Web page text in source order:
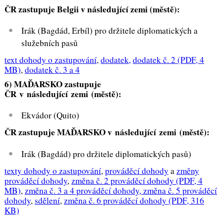
ČR zastupuje Belgii v následující zemi (městě):
Irák (Bagdád, Erbíl) pro držitele diplomatických a
služebních pasů
text dohody o zastupování,dodatek,dodatek č. 2 (PDF, 4
MB),dodatek č. 3 a 4
6) MAĎARSKO zastupuje
ČR v následující zemi (městě):
Ekvádor (Quito)
ČR zastupuje MAĎARSKO v následující zemi (městě):
Irák (Bagdád) pro držitele diplomatických pasů)
texty dohody o zastupování,prováděcí dohody azměny
prováděcí dohody,změna č. 2 prováděcí dohody (PDF, 4
MB),změna č. 3 a 4 prováděcí dohody,změna č. 5 prováděcí
dohody,sdělení,změna č. 6 prováděcí dohody (PDF, 316
KB)